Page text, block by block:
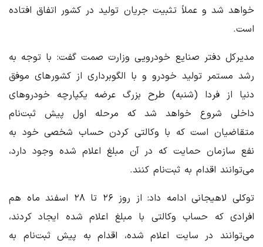
خواهد شد و عملاً تثبیت جریان تولید در کشور اتفاق افتاده
است.
مدیرکل دفتر صنایع خودرویی وزارت صمت گفت: با توجه به
رشد مستمر تولید خودرو و با الگوبرداری از کشورهای موفق
دنیا از فردا (شنبه) طرح بزرگ عرضه یکپارچه خودروهای
داخلی شروع خواهد شد که مرحله اول پیش ثبت‌نام
متقاضیان است که با وکالتی کردن حساب شخصی خود به
نفع سازمان حمایت که در آن مبلغ اعلام شده وجود دارد،
می‌توانند اقدام به ثبت‌نام کنند.
توکلی لاهیجانی ادامه داد: از روز ۲۶ تا ۲۸ اسفند ماه هم
افرادی که حساب وکالتی با مبلغ اعلام شده ایجاد کردند،
می‌توانند در سایت اعلام شده، اقدام به پیش ثبت‌نام به